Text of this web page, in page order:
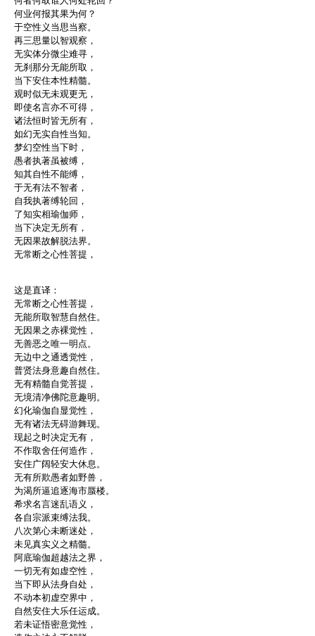
何业何报其果为何？
于空性义当思当察。
再三思量以智观察，
无实体分微尘难寻，
无刹那分无能所取，
当下安住本性精髓。
观时似无未观更无，
即使名言亦不可得，
诸法恒时皆无所有，
如幻无实自性当知。
梦幻空性当下时，
愚者执著虽被缚，
知其自性不能缚，
于无有法不智者，
自我执著缚轮回，
了知实相瑜伽师，
当下决定无所有，
无因果故解脱法界。
无常断之心性菩提，
这是直译：
无常断之心性菩提，
无能所取智慧自然住。
无因果之赤裸觉性，
无善恶之唯一明点。
无边中之通透觉性，
普贤法身意趣自然住。
无有精髓自觉菩提，
无境清净佛陀意趣明。
幻化瑜伽自显觉性，
无有诸法无碍游舞现。
现起之时决定无有，
不作取舍任何造作，
安住广阔轻安大休息。
无有所欺愚者如野兽，
为渴所逼追逐海市蜃楼。
希求名言迷乱语义，
各自宗派束缚法我。
八次第心未断迷处，
未见真实义之精髓。
阿底瑜伽超越法之界，
一切无有如虚空性，
当下即从法身自处，
不动本初虚空界中，
自然安住大乐任运成。
若未证悟密意觉性，